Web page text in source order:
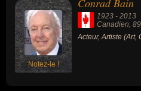
Notez-le !
Conrad Bain
1923 - 2013
Canadien,
Acteur, Artiste (Art,